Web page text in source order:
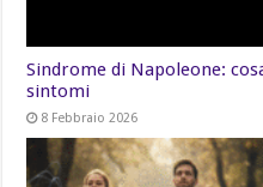
Sindrome di Napoleone:
sintomi
8 Febbraio 2026